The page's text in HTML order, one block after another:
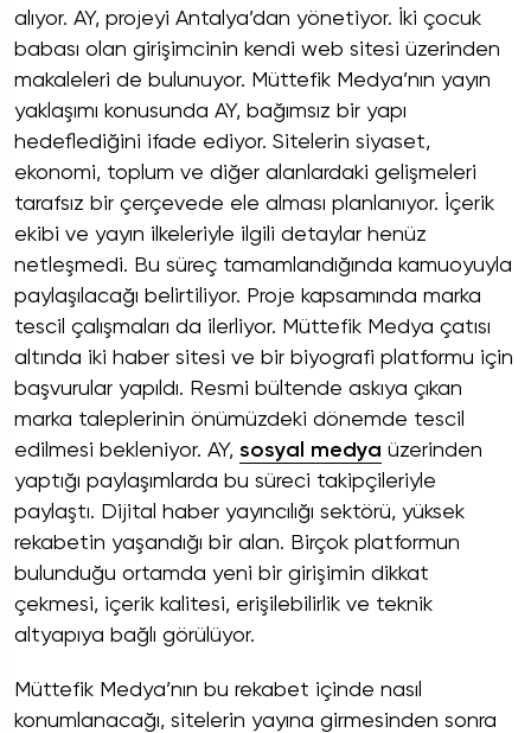
alıyor. AY, projeyi Antalya’dan yönetiyor. İki çocuk
babası olan girişimcinin kendi web sitesi üzerinden
makaleleri de bulunuyor. Müttefik Medya’nın yayın
yaklaşımı konusunda AY, bağımsız bir yapı
hedeflediğini ifade ediyor. Sitelerin siyaset,
ekonomi, toplum ve diğer alanlardaki gelişmeleri
tarafsız bir çerçevede ele alması planlanıyor. İçerik
ekibi ve yayın ilkeleriyle ilgili detaylar henüz
netleşmedi. Bu süreç tamamlandığında kamuoyuyla
paylaşılacağı belirtiliyor. Proje kapsamında marka
tescil çalışmaları da ilerliyor. Müttefik Medya çatısı
altında iki haber sitesi ve bir biyografi platformu için
başvurular yapıldı. Resmi bültende askıya çıkan
marka taleplerinin önümüzdeki dönemde tescil
edilmesi bekleniyor. AY, sosyal medya üzerinden
yaptığı paylaşımlarda bu süreci takipçileriyle
paylaştı. Dijital haber yayıncılığı sektörü, yüksek
rekabetin yaşandığı bir alan. Birçok platformun
bulunduğu ortamda yeni bir girişimin dikkat
çekmesi, içerik kalitesi, erişilebilirlik ve teknik
altyapıya bağlı görülüyor.
Müttefik Medya’nın bu rekabet içinde nasıl
konumlanacağı, sitelerin yayına girmesinden sonra